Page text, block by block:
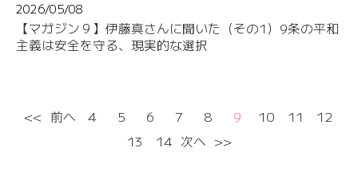
2026/05/08
【マガジン９】伊藤真さんに聞いた（その1）9条の平和
主義は安全を守る、現実的な選択
<< 前へ 4 5 6 7 8 9 10 11
12
13
14 次へ >>